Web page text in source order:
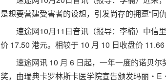
是想要营建受害者的设想，引发尚存的拥趸“同
速途网10月11日音讯（报导：李楠）中信里
价 17.50 港元。相较于 10 月 10 日收盘价
速途网讯 10 月 6 日起，一年一度的诺贝尔
奖，由瑞典卡罗林斯卡医学院宣告颁发玛丽・E